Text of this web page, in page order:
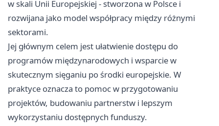
w skali Unii Europejskiej - stworzona w Polsce i
rozwijana jako model współpracy między różnymi
sektorami.
Jej głównym celem jest ułatwienie dostępu do
programów międzynarodowych i wsparcie w
skutecznym sięganiu po środki europejskie. W
praktyce oznacza to pomoc w przygotowaniu
projektów, budowaniu partnerstw i lepszym
wykorzystaniu dostępnych funduszy.